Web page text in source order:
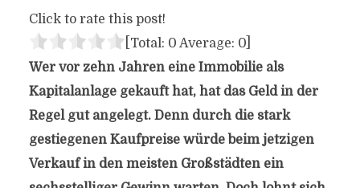
Click to rate this post!
[Total: 0 Average: 0]
Wer vor zehn Jahren eine Immobilie als
Kapitalanlage gekauft hat, hat das Geld in der
Regel gut angelegt. Denn durch die stark
gestiegenen Kaufpreise würde beim jetzigen
Verkauf in den meisten Großstädten ein